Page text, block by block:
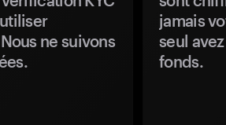
ne suivons
jamais
seul
fonds.